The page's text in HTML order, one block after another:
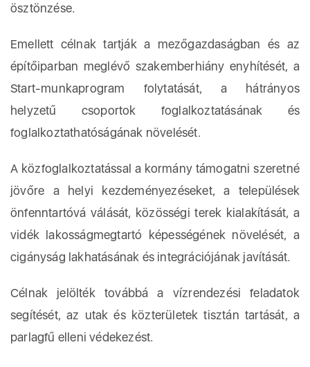
ösztönzése.
Emellett célnak tartják a mezőgazdaságban és az
építőiparban meglévő szakemberhiány enyhítését, a
Start-munkaprogram folytatását, a hátrányos
helyzetű csoportok foglalkoztatásának és
foglalkoztathatóságának növelését.
A közfoglalkoztatással a kormány támogatni szeretné
jövőre a helyi kezdeményezéseket, a települések
önfenntartóvá válását, közösségi terek kialakítását, a
vidék lakosságmegtartó képességének növelését, a
cigányság lakhatásának és integrációjának javítását.
Célnak jelölték továbbá a vízrendezési feladatok
segítését, az utak és közterületek tisztán tartását, a
parlagfű elleni védekezést.